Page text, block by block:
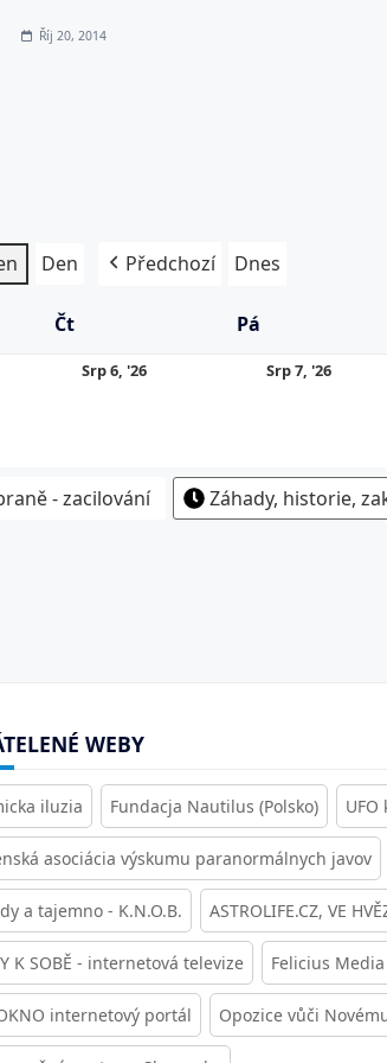
Říj 20, 2014
Den Předchozí Dnes
ČtČtvrtek Pá
Srp 6, '26 Srp 7, '26
- zacilování Záhady, historie,
WEBY
iluzia Fundacja Nautilus (Polsko) UFO
asociácia výskumu paranormálnych javov
a tajemno - K.N.O.B. ASTROLIFE.CZ, VE
K SOBĚ - internetová televize Felicius Media
internetový portál Opozice vůči